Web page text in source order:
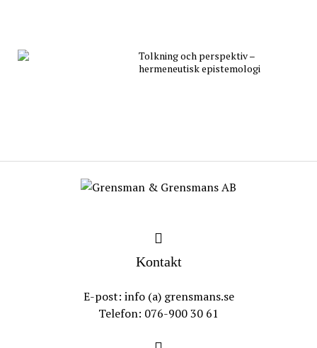
Tolkning och perspektiv –
hermeneutisk epistemologi
Kontakt
E-post: info (a) grensmans.se
Telefon: 076-900 30 61